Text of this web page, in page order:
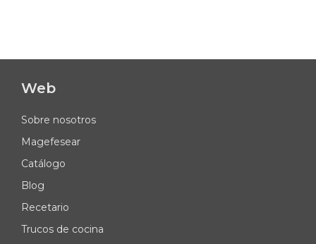
Web
Sobre nosotros
Magefesear
Catálogo
Blog
Recetario
Trucos de cocina